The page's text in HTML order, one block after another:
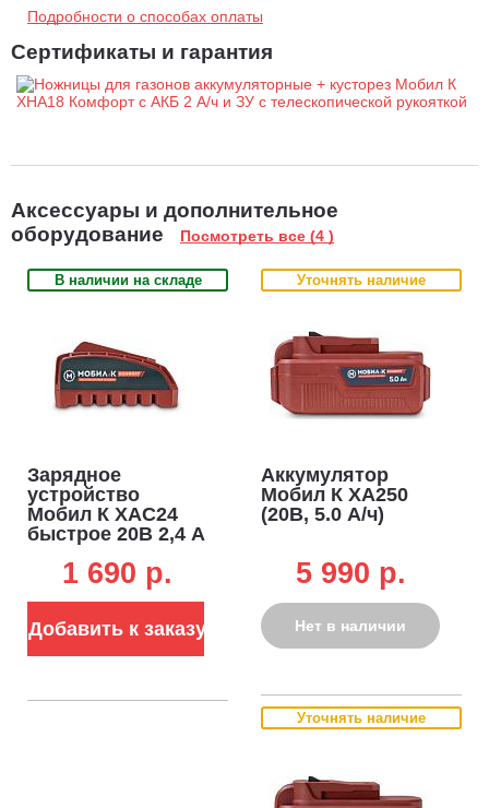
Подробности о способах оплаты
Сертификаты и гарантия
Аксессуары и дополнительное
оборудование
Посмотреть все (4 )
В наличии на складе
Зарядное
устройство
Мобил К XAC24
быстрое 20В 2,4 А
1 690 p.
Добавить к заказу
Уточнять наличие
Аккумулятор
Мобил К XA250
(20В, 5.0 А/ч)
5 990 p.
Нет в наличии
Уточнять наличие